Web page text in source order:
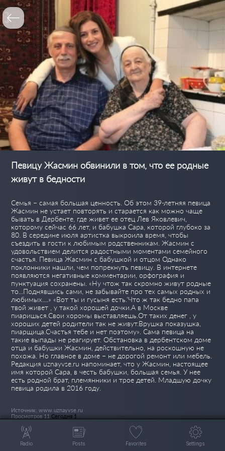
Певицу Жасмин обвинили в том, что ее родные
живут в бедности
Семья – самая большая ценность. Об этом 39-летняя певица
Жасмин не устает повторять и старается как можно чаще
бывать в Дербенте, где живет ее отец Лев Яковлевич,
которому сейчас 66 лет, и бабушка Сара, которой глубоко за
80. В середине июля артистка выкроила время, чтобы
съездить в гости к любимым родственникам. Жасмин с
удовольствием делится радостными моментами семейного
счастья. Певица Жасмин с бабушкой и отцом Однако
поклонники нашли, чем попрекнуть певицу. В интернете
появляются негативные комментарии, орфография и
пунктуация сохранены. «Ну чтож так скромно живут родные
то...Поднявшись сами, не забывайте про тех самых родных и
любимых....» «Вот ты и гусыня есть.'Что ж так бедно папа
твой живет , у такой хорошей дочки.А в Москве
пиаришься.Свои хоромы выставляешь.От таких денег , у
хороших детей родители так не живут.Врушка показушка,
пиарщица.Счастья тебе и нет поэтому». Сама певица на
такие выпады не реагирует. Обстановка в дербентском доме
отца и бабушки Жасмин, действительно, на роскошную не
похожа. Но главное в доме – не дорогой ремонт или мебель.
Редакция uznayvse.ru напоминает, что у Жасмин, настоящее
имя которой Сара, в честь бабушки, большая семья. У нее
есть родной брат, племянники и трое детей. Младшую дочку
певица родила в 2016 году.
Источник: www.uznayvse.ru
Просмотров 11 Сегодня 1
Radio Posts Favorites Settings